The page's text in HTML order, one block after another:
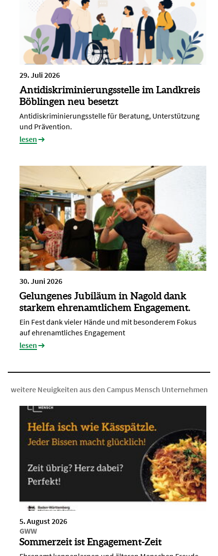
29. Juli 2026
Antidiskriminierungsstelle im Landkreis
Böblingen neu besetzt
Antidiskriminierungsstelle für Beratung, Unterstützung
und Prävention.
lesen
30. Juni 2026
Gelungenes Jubiläum in Nagold dank
starkem ehrenamtlichem Engagement.
Ein Fest dank vieler Hände und mit besonderem Fokus
auf ehrenamtliches Engagement
lesen
weitere Neuigkeiten aus den Campus Mensch Unternehmen
5. August 2026
GWW
Sommerzeit ist Engagement-Zeit